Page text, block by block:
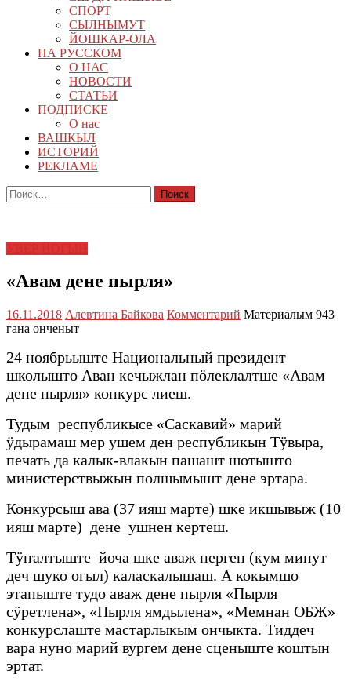
СПОРТ
СЫЛНЫМУТ
ЙОШКАР-ОЛА
НА РУССКОМ
О НАС
НОВОСТИ
СТАТЬИ
ПОДПИСКЕ
О нас
ВАШКЫЛ
ИСТОРИЙ
РЕКЛАМЕ
Найти:
«Авам дене пырля»
16.11.2018 Алевтина Байкова Комментарий Материалым 943
гана онченыт
24 ноябрьыште Национальный президент
школышто Аван кечыжлан пӧлеклалтше «Авам
дене пырля» конкурс лиеш.
Тудым республикысе «Саскавий» марий
ӱдырамаш мер ушем ден республикын Тӱвыра,
печать да калык-влакын пашашт шотышто
министерствыжын полшымышт дене эртара.
Конкурсыш ава (37 ияш марте) шке икшывыж (10
ияш марте) дене ушнен кертеш.
Тӱҥалтыште йоча шке аваж нерген (кум минут
деч шуко огыл) каласкалышаш. А кокымшо
этапыште тудо аваж дене пырля «Пырля
сӱретлена», «Пырля ямдылена», «Мемнан ОБЖ»
конкурслаште мастарлыкым ончыкта. Тиддеч
вара нуно марий вургем дене сценыште коштын
эртат.